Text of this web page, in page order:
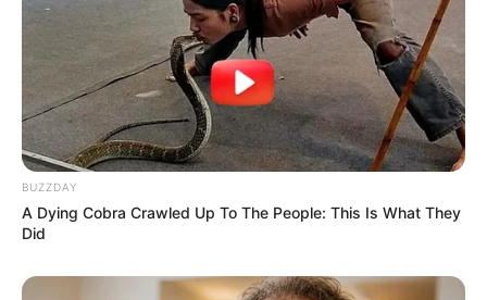
BUZZDAY
A Dying Cobra Crawled Up To The People: This Is What They
Did